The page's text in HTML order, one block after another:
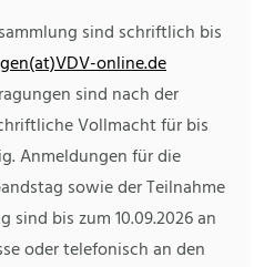
sind schriftlich bis
online.de
sind nach der
Vollmacht für bis
Anmeldungen für die
sowie der Teilnahme
bis zum 10.09.2026 an
oder telefonisch an den